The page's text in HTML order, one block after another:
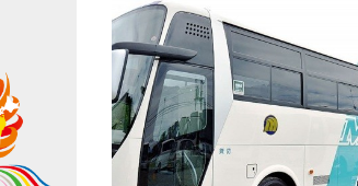
기본정보 보기